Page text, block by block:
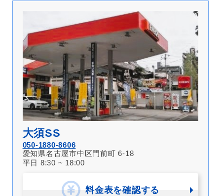
大須SS
050-1880-8606
愛知県名古屋市中区門前町 6-18
平日 8:30 ~ 18:00
料金表を確認する